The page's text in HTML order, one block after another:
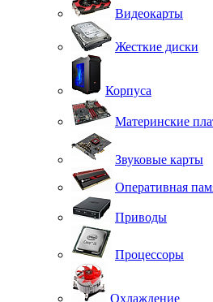
Видеокарты
Жесткие диски
Корпуса
Материнские
Звуковые карты
Оперативная
Приводы
Процессоры
Охлаждение